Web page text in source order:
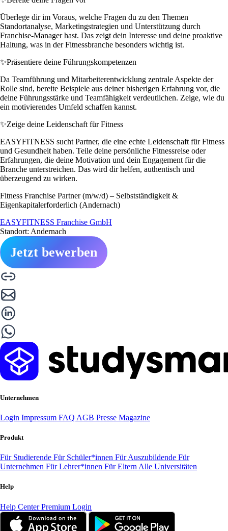
Überlege dir im Voraus, welche Fragen du zu den Themen
Standortanalyse, Marketingstrategien und Unterstützung durch
Franchise-Manager hast. Das zeigt dein Interesse und deine proaktive
Haltung, was in der Fitnessbranche besonders wichtig ist.
✨Präsentiere deine Führungskompetenzen
Da Teamführung und Mitarbeiterentwicklung zentrale Aspekte der
Rolle sind, bereite Beispiele aus deiner bisherigen Erfahrung vor, die
deine Führungsstärke und Teamfähigkeit verdeutlichen. Zeige, wie du
ein motivierendes Umfeld schaffen kannst.
✨Zeige deine Leidenschaft für Fitness
EASYFITNESS sucht Partner, die eine echte Leidenschaft für Fitness
und Gesundheit haben. Teile deine persönliche Fitnessreise oder
Erfahrungen, die deine Motivation und dein Engagement für die
Branche unterstreichen. Das wird dir helfen, authentisch und
überzeugend zu wirken.
Fitness Franchise Partner (m/w/d) – Selbstständigkeit &
Eigenkapitalerforderlich (Andernach)
EASYFITNESS Franchise GmbH
Standort: Andernach
Jetzt bewerben
Unternehmen
Login Impressum FAQ AGB Presse Magazine
Produkt
Für Studierende Für Schüler*innen Für Auszubildende Für
Unternehmen Für Lehrer*innen Für Eltern Alle Universitäten
Help
Help CenterPremium Login